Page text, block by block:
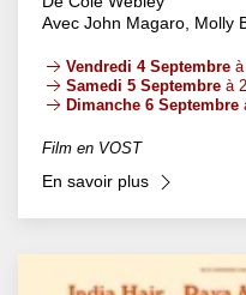
Avec John Magaro, Molly
Vendredi 4 Septembre
Samedi 5 Septembre à
Dimanche 6 Septembre
Film en VOST
En savoir plus